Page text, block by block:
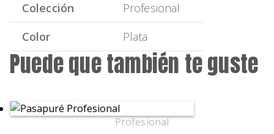
Colección
Profesional
Color
Plata
Puede que también te guste
Profesional